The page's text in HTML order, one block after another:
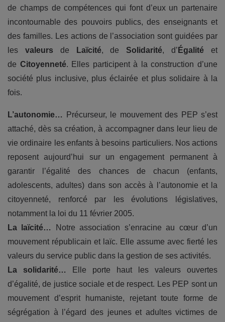
de champs de compétences qui font d’eux un partenaire
incontournable des pouvoirs publics, des enseignants et
des familles. Les actions de l’association sont guidées par
les valeurs de Laïcité, deSolidarité, d’ Égalité et
de Citoyenneté. Elles participent à la construction d’une
société plus inclusive, plus éclairée et plus solidaire à la
fois.
L’autonomie…
Précurseur, le mouvement des PEP s’est
attaché, dès sa création, à accompagner dans leur lieu de
vie ordinaire les enfants à besoins particuliers. Nos actions
reposent aujourd’hui sur un engagement permanent à
garantir l’égalité des chances de chacun (enfants,
adolescents, adultes) dans son accès à l’autonomie et la
citoyenneté, renforcé par les évolutions législatives,
notamment la loi du 11 février 2005.
La laïcité…
Notre association s’enracine au cœur d’un
mouvement républicain et laïc. Elle assume avec fierté les
valeurs du service public dans la gestion de ses activités.
La solidarité…
Elle porte haut les valeurs ouvertes
d’égalité, de justice sociale et de respect. Les PEP sont un
mouvement d’esprit humaniste, rejetant toute forme de
ségrégation à l’égard des jeunes et adultes victimes de